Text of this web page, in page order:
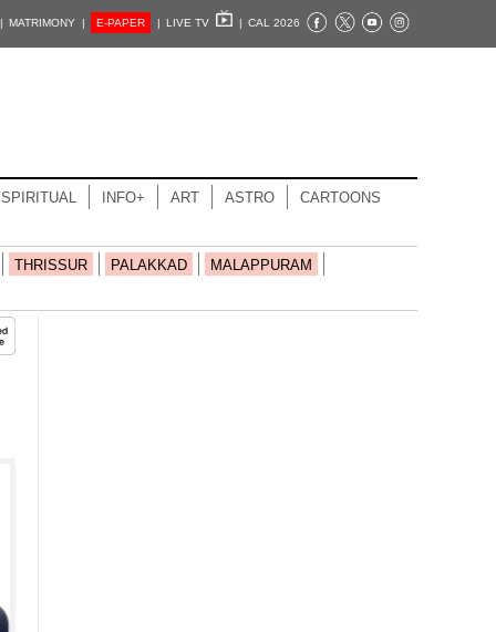
MATRIMONY | E-PAPER | LIVE TV | CAL 2026
SPIRITUAL INFO+ ART ASTRO CARTOONS
THRISSUR PALAKKAD MALAPPURAM